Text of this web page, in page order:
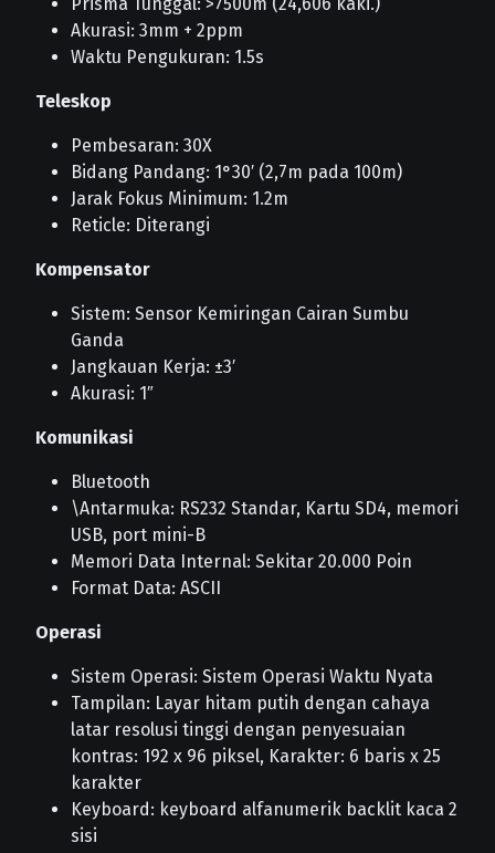
Akurasi: 3mm + 2ppm
Waktu Pengukuran: 1.5s
Teleskop
Pembesaran: 30X
Bidang Pandang: 1°30′ (2,7m pada 100m)
Jarak Fokus Minimum: 1.2m
Reticle: Diterangi
Kompensator
Sistem: Sensor Kemiringan Cairan Sumbu
Ganda
Jangkauan Kerja: ±3′
Akurasi: 1″
Komunikasi
Bluetooth
\Antarmuka: RS232 Standar, Kartu SD4, memori
USB, port mini-B
Memori Data Internal: Sekitar 20.000 Poin
Format Data: ASCII
Operasi
Sistem Operasi: Sistem Operasi Waktu Nyata
Tampilan: Layar hitam putih dengan cahaya
latar resolusi tinggi dengan penyesuaian
kontras: 192 x 96 piksel, Karakter: 6 baris x 25
karakter
Keyboard: keyboard alfanumerik backlit kaca 2
sisi